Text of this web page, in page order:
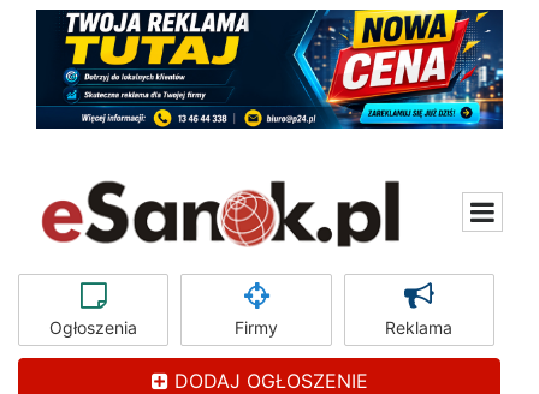
Ogłoszenia Firmy Reklama
DODAJ OGŁOSZENIE